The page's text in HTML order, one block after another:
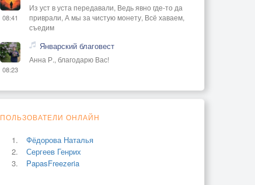
08:41
Из уст в уста передавали, Ведь явно где-то да
приврали, А мы за чистую монету, Всё хаваем,
съедим
08:23
Январский благовест
Анна Р., благодарю Вас!
ПОЛЬЗОВАТЕЛИ ОНЛАЙН
Фёдорова Наталья
Сергеев Генрих
PapasFreezeria